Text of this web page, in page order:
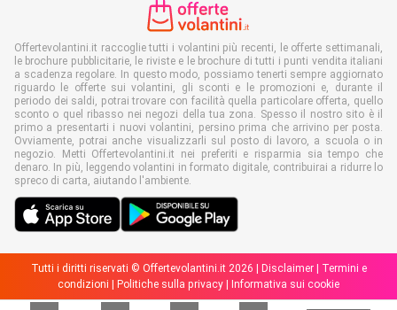
Offertevolantini.it raccoglie tutti i volantini più recenti, le offerte settimanali,
le brochure pubblicitarie, le riviste e le brochure di tutti i punti vendita italiani
a scadenza regolare. In questo modo, possiamo tenerti sempre aggiornato
riguardo le offerte sui volantini, gli sconti e le promozioni e, durante il
periodo dei saldi, potrai trovare con facilità quella particolare offerta, quello
sconto o quel ribasso nei negozi della tua zona. Spesso il nostro sito è il
primo a presentarti i nuovi volantini, persino prima che arrivino per posta.
Ovviamente, potrai anche visualizzarli sul posto di lavoro, a scuola o in
negozio. Metti Offertevolantini.it nei preferiti e risparmia sia tempo che
denaro. In più, leggendo volantini in formato digitale, contribuirai a ridurre lo
spreco di carta, aiutando l'ambiente.
Tutti i diritti riservati © Offertevolantini.it 2026 | Disclaimer| Termini e
condizioni | Politiche sulla privacy | Informativa sui cookie